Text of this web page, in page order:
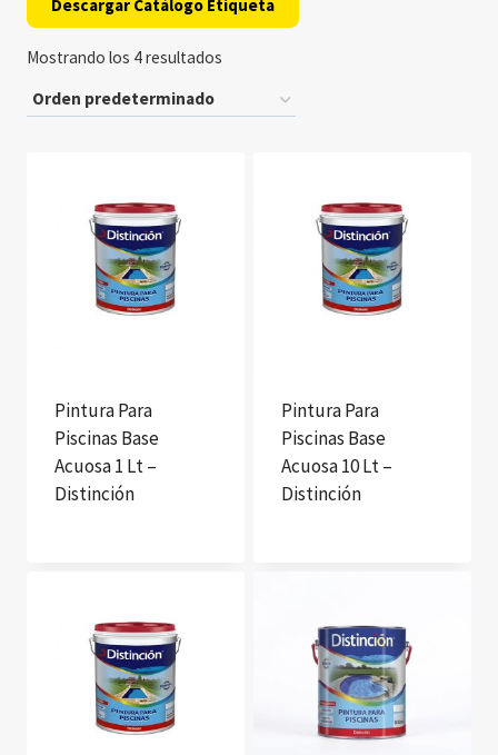
Descargar Catálogo Etiqueta
Mostrando los 4 resultados
Pintura Para
Piscinas Base
Acuosa 1 Lt –
Distinción
Pintura Para
Piscinas Base
Acuosa 10 Lt –
Distinción